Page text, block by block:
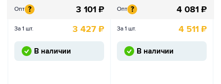
Опт ? 3 101 ₽
За 1 шт. 3 427 ₽
В наличии
Опт ? 4 081 ₽
За 1 шт. 4 511 ₽
В наличии